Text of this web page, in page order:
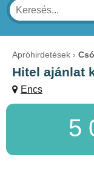
Apróhirdetések
Hitel ajánlat
Encs
5